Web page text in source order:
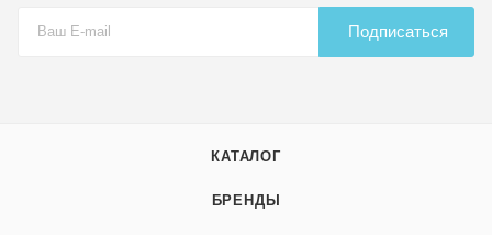
Подписаться
КАТАЛОГ
БРЕНДЫ